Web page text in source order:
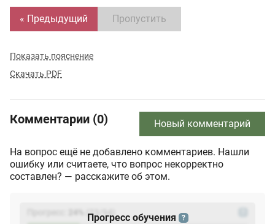
« Предыдущий Пропустить
Показать пояснение
Скачать PDF
Комментарии (0) Новый комментарий
На вопрос ещё не добавлено комментариев. Нашли
ошибку или считаете, что вопрос некорректно
составлен? — расскажите об этом.
(23
Прогресс обучения ?